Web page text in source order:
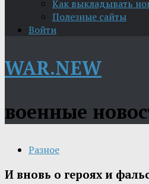
Как выкладывать
Полезные сайты
Войти
WAR.NEW
военные
Разное
И вновь о героях и